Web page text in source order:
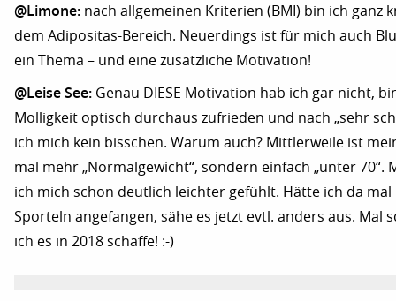
@Limone: nach allgemeinen Kriterien (BMI) bin ich ganz
dem Adipositas-Bereich. Neuerdings ist für mich auch
ein Thema – und eine zusätzliche Motivation!
@Leise See: Genau DIESE Motivation hab ich gar nicht,
Molligkeit optisch durchaus zufrieden und nach „sehr
ich mich kein bisschen. Warum auch? Mittlerweile ist
mal mehr „Normalgewicht“, sondern einfach „unter 70“.
ich mich schon deutlich leichter gefühlt. Hätte ich da
Sporteln angefangen, sähe es jetzt evtl. anders aus. Mal
ich es in 2018 schaffe! :-)